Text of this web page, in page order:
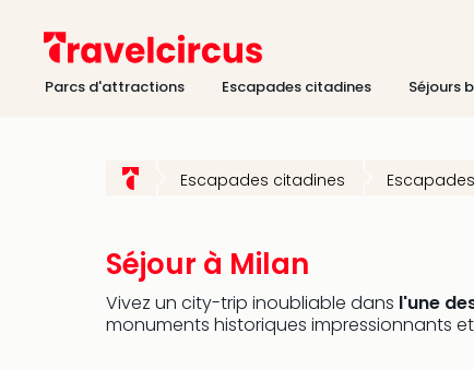
Parcs d'attractions Escapades citadines Séjours
Escapades citadines
Séjour à Milan
Vivez un city-trip inoubliable dans l'une
monuments historiques impressionnants